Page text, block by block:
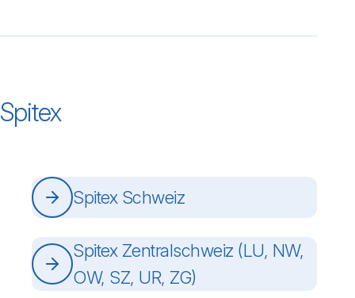
Spitex
Spitex Schweiz
Spitex Zentralschweiz (LU, NW,
OW, SZ, UR, ZG)